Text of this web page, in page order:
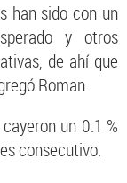
han sido con un
y otros
de ahí que
Roman.
un 0.1 %
consecutivo.